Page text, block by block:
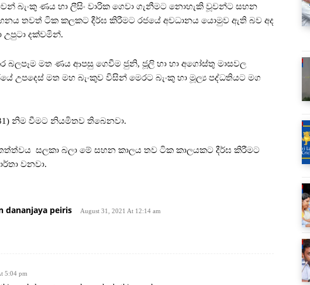
බැංකු ණය හා ලීසිං වාරික ගෙවා ගැනීමට නොහැකි වූවන්ට සහන
තවත් ටික කලකට දීර්ඝ කිරීමට රජයේ අවධානය යොමුව ඇති බව අද
උපුටා දක්වමින්.
බලපෑම මත ණය ආපසු ගෙවීම ජුනි, ජූලි හා හා අගෝස්තු මාසවල
උපදෙස් මත මහ බැංකුව විසින් මෙරට බැංකු හා මූල්‍ය පද්ධතියට මග
නිම වීමට නියමිතව තිබෙනවා.
සලකා බලා මේ සහන කාලය තව ටික කාලයකට දීර්ඝ කිරීමට
වනවා.
dananjaya peiris August 31, 2021 At 12:14 am
5:04 pm